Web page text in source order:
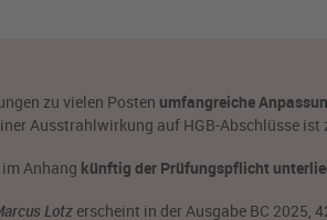
zu vielen Posten umfangreiche
Ausstrahlwirkung auf HGB-Abschlüsse ist
Anhang künftig der Prüfungspflicht
Lotz erscheint in der Ausgabe BC 2025,